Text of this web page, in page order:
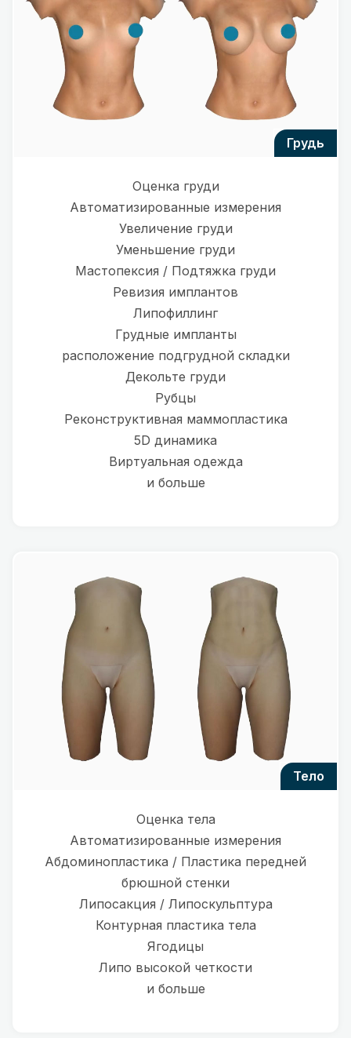
грудь
Оценка груди
Автоматизированные измерения
Увеличение груди
Уменьшение груди
Мастопексия / Подтяжка груди
Ревизия имплантов
Липофиллинг
Грудные импланты
расположение подгрудной складки
Декольте груди
Рубцы
Реконструктивная маммопластика
5D динамика
Виртуальная одежда
и больше
тело
Оценка тела
Автоматизированные измерения
Абдоминопластика / Пластика передней
брюшной стенки
Липосакция / Липоскульптура
Контурная пластика тела
Ягодицы
Липо высокой четкости
и больше